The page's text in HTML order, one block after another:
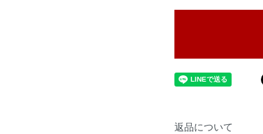
返品について